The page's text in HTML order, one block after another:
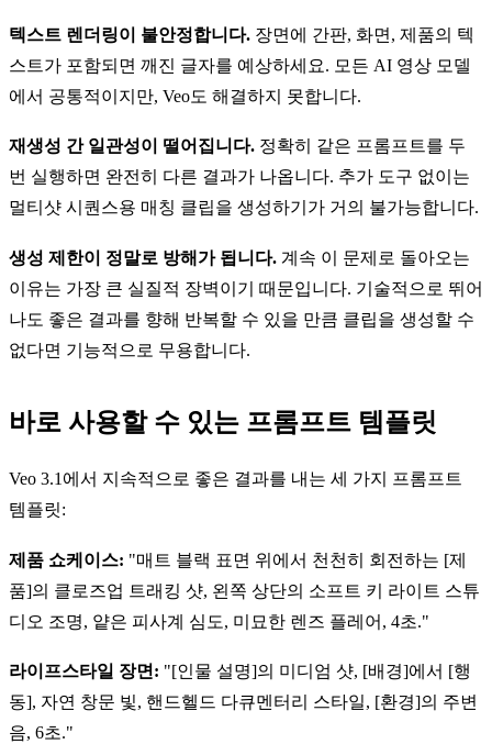
텍스트 렌더링이 불안정합니다. 장면에 간판, 화면, 제품의 텍
스트가 포함되면 깨진 글자를 예상하세요. 모든 AI 영상 모델
에서 공통적이지만, Veo도 해결하지 못합니다.
재생성 간 일관성이 떨어집니다. 정확히 같은 프롬프트를 두
번 실행하면 완전히 다른 결과가 나옵니다. 추가 도구 없이는
멀티샷 시퀀스용 매칭 클립을 생성하기가 거의 불가능합니다.
생성 제한이 정말로 방해가 됩니다. 계속 이 문제로 돌아오는
이유는 가장 큰 실질적 장벽이기 때문입니다. 기술적으로 뛰어
나도 좋은 결과를 향해 반복할 수 있을 만큼 클립을 생성할 수
없다면 기능적으로 무용합니다.
바로 사용할 수 있는 프롬프트 템플릿
Veo 3.1에서 지속적으로 좋은 결과를 내는 세 가지 프롬프트
템플릿:
제품 쇼케이스: "매트 블랙 표면 위에서 천천히 회전하는 [제
품]의 클로즈업 트래킹 샷, 왼쪽 상단의 소프트 키 라이트 스튜
디오 조명, 얕은 피사계 심도, 미묘한 렌즈 플레어, 4초."
라이프스타일 장면: "[인물 설명]의 미디엄 샷, [배경]에서 [행
동], 자연 창문 빛, 핸드헬드 다큐멘터리 스타일, [환경]의 주변
음, 6초."